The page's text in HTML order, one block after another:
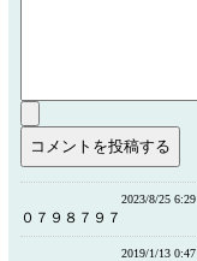
2023/8/25 6:29
０７９８７９７
2019/1/13 0:47